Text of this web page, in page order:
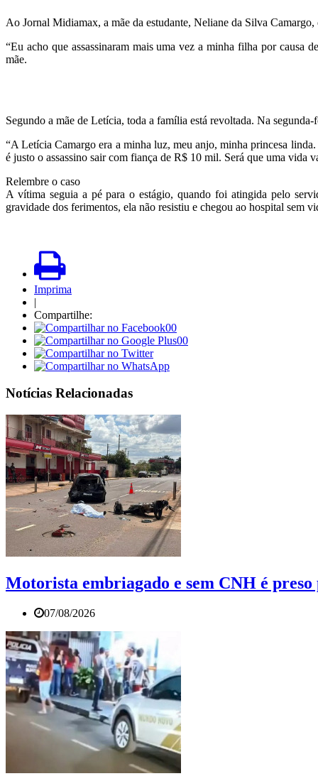
Ao Jornal Midiamax, a mãe da estudante, Neliane da Silva
“Eu acho que assassinaram mais uma vez a minha filha por causa
mãe.
Segundo a mãe de Letícia, toda a família está revoltada. Na
“A Letícia Camargo era a minha luz, meu anjo, minha princesa
é justo o assassino sair com fiança de R$ 10 mil. Será que uma vida
Relembre o caso
A vítima seguia a pé para o estágio, quando foi atingida pelo
gravidade dos ferimentos, ela não resistiu e chegou ao hospital sem
Imprima
|
Compartilhe:
00
00
Notícias Relacionadas
Motorista embriagado e sem CNH é
07/08/2026